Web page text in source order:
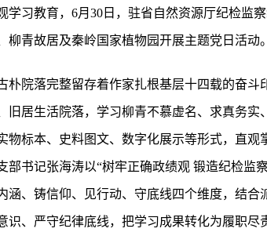
学习教育，6月30日，驻省自然资源厅纪检监
青故居及秦岭国家植物园开展主题党日活动。
朴院落完整留存着作家扎根基层十四载的奋
旧居生活院落，学习柳青不慕虚名、求真务
物标本、史料图文、数字化展示等形式，直
部书记张海涛以“树牢正确政绩观 锻造纪检监
涵、铸信仰、见行动、守底线四个维度，结
、严守纪律底线，把学习成果转化为履职尽